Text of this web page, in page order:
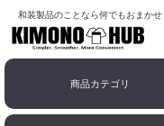
和装製品のことなら何でもおまかせ
商品カテゴリ